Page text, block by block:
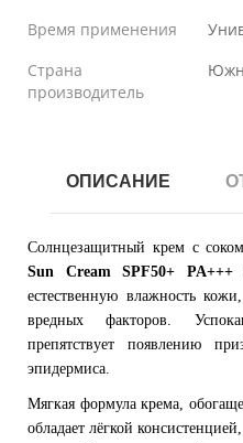
Время применения
Страна
производитель
ОПИСАНИЕ
Солнцезащитный крем с
Sun Cream SPF50+ PA+++
естественную влажность
вредных факторов.
препятствует появлению
эпидермиса.
Мягкая формула крема,
обладает лёгкой